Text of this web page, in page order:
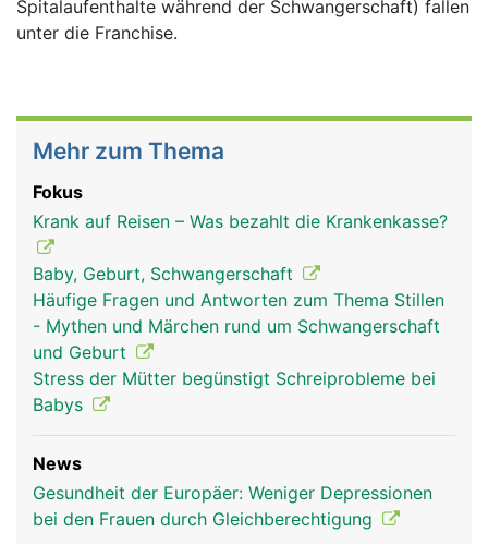
Spitalaufenthalte während der Schwangerschaft) fallen
unter die Franchise.
Mehr zum Thema
Fokus
Krank auf Reisen – Was bezahlt die Krankenkasse?
Baby, Geburt, Schwangerschaft
Häufige Fragen und Antworten zum Thema Stillen
- Mythen und Märchen rund um Schwangerschaft
und Geburt
Stress der Mütter begünstigt Schreiprobleme bei
Babys
News
Gesundheit der Europäer: Weniger Depressionen
bei den Frauen durch Gleichberechtigung